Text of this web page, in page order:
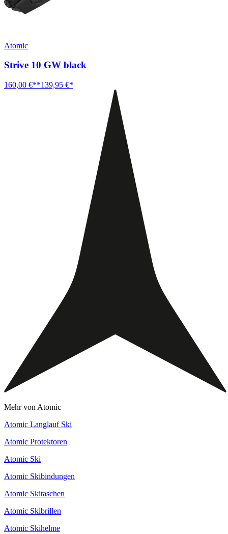
Atomic
Strive 10 GW black
160,00 €**139,95 €*
Mehr von Atomic
Atomic Langlauf Ski
Atomic Protektoren
Atomic Ski
Atomic Skibindungen
Atomic Skitaschen
Atomic Skibrillen
Atomic Skihelme